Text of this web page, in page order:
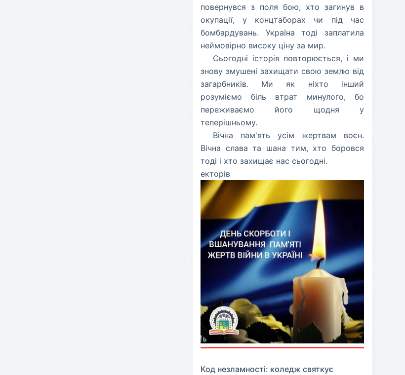
повернувся з поля бою, хто загинув в
окупації, у концтаборах чи під час
бомбардувань. Україна тоді заплатила
неймовірно високу ціну за мир.
​Сьогодні історія повторюється, і ми
знову змушені захищати свою землю від
загарбників. Ми як ніхто інший
розуміємо біль втрат минулого, бо
переживаємо його щодня у
теперішньому.
​Вічна пам'ять усім жертвам воєн.
Вічна слава та шана тим, хто боровся
тоді і хто захищає нас сьогодні.
екторів
Код незламності: коледж святкує